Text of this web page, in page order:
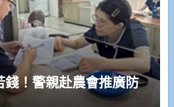
錢！警親赴農會推廣防